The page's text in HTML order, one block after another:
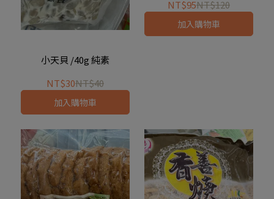
小天貝 /40g 純素
NT$30NT$40
加入購物車
NT$95NT$120
加入購物車